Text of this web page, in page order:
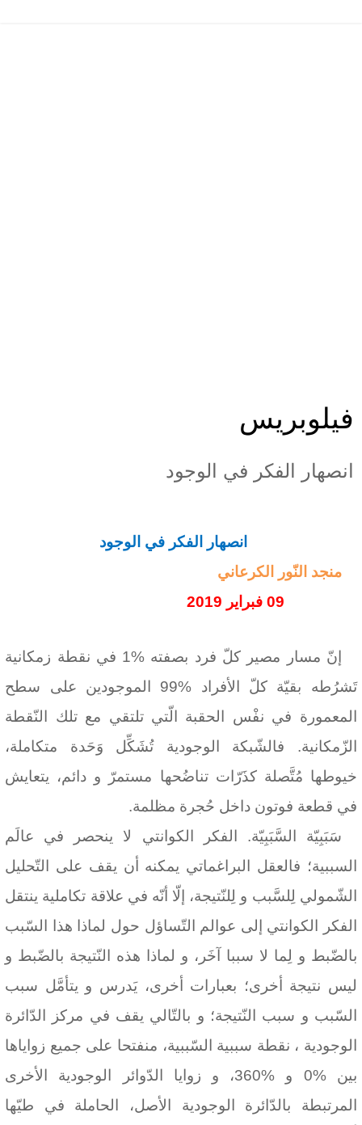
فيلوبريس
انصهار الفكر في الوجود
انصهار الفكر في الوجود
منجد النّور الكرعاني
09 فبراير 2019
إنّ مسار مصير كلّ فرد بصفته %1 في نقطة زمكانية
تَشرُطه بقيّة كلّ الأفراد %99 الموجودين على سطح
المعمورة في نفْس الحقبة الّتي تلتقي مع تلك النّقطة
الزّمكانية. فالشّبكة الوجودية تُشَكِّل وَحَدة متكاملة،
خيوطها مُتَّصلة كذَرّات تناضُحها مستمرّ و دائم، يتعايش
في قطعة فوتون داخل حُجرة مظلمة.
سَبَبِيّة السَّبَبِيّة. الفكر الكوانتي لا ينحصر في عالَم
السببية؛ فالعقل البراغماتي يمكنه أن يقف على التّحليل
الشّمولي لِلسَّبب و لِلنّتيجة، إلّا أنّه في علاقة تكاملية ينتقل
الفكر الكوانتي إلى عوالم التّساؤل حول لماذا هذا السّبب
بالضّبط و لِما لا سببا آخَر، و لماذا هذه النّتيجة بالضّبط و
ليس نتيجة أخرى؛ بعبارات أخرى، يَدرس و يتأمَّل سبب
السّبب و سبب النّتيجة؛ و بالتّالي يقف في مركز الدّائرة
الوجودية ، نقطة سببية السّببية، منفتحا على جميع زواياها
بين %0 و %
360، و زوايا الدّوائر الوجودية الأخرى
المرتبطة بالدّائرة الوجودية الأصل، الحاملة في طيّها